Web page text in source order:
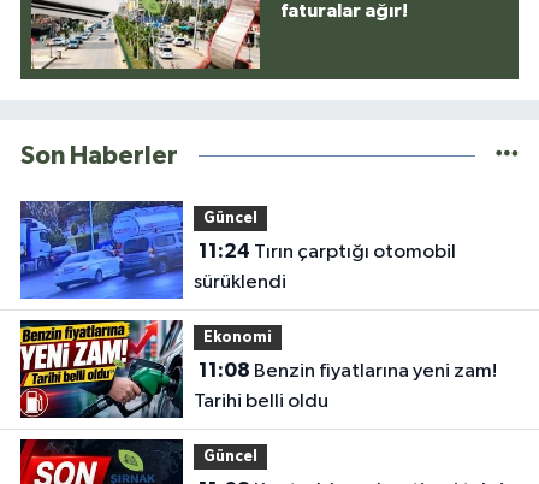
faturalar ağır!
Son Haberler
Güncel
11:24
sürüklendi
Ekonomi
11:08
Tarihi belli oldu
Güncel